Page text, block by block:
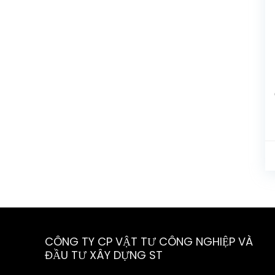
CÔNG TY CP VẬT TƯ CÔNG NGHIỆP VÀ
ĐẦU TƯ XÂY DỰNG ST